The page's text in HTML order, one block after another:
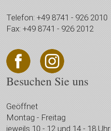
Telefon: +49 8741 - 926 2010
Fax: +49 8741 - 926 2012
Besuchen Sie uns
Geöffnet
Montag - Freitag
jeweils 10 - 12 und 14 - 18 Uhr